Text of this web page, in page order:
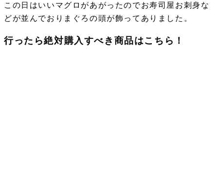
この日はいいマグロがあがったのでお寿司屋お刺身な
どが並んでおりまぐろの頭が飾ってありました。
行ったら絶対購入すべき商品はこちら！